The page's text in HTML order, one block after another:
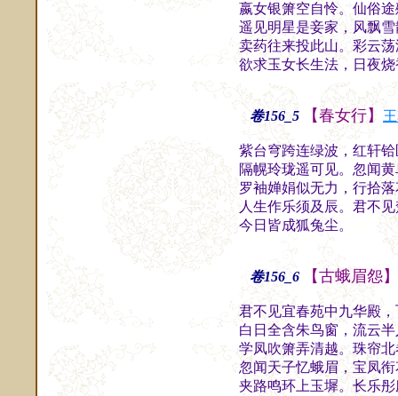
嬴女银箫空自怜。仙俗
遥见明星是妾家，风飘
卖药往来投此山。彩云
欲求玉女长生法，日夜
卷156_5 【春女行】
紫台穹跨连绿波，红轩
隔幌玲珑遥可见。忽闻
罗袖婵娟似无力，行拾
人生作乐须及辰。君不
今日皆成狐兔尘。
卷156_6 【古蛾眉怨】
君不见宜春苑中九华殿
白日全含朱鸟窗，流云
学凤吹箫弄清越。珠帘
忽闻天子忆蛾眉，宝凤
夹路鸣环上玉墀。长乐